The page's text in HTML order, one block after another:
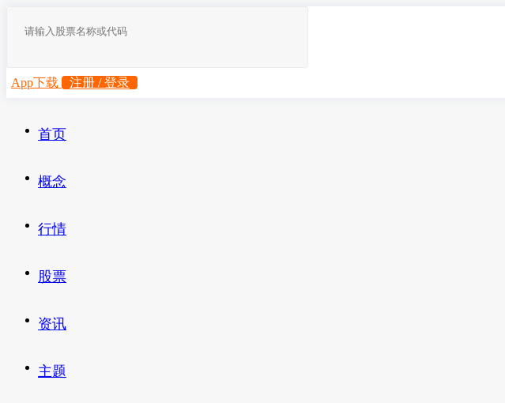
App下载 注册 / 登录
首页
概念
行情
股票
资讯
主题